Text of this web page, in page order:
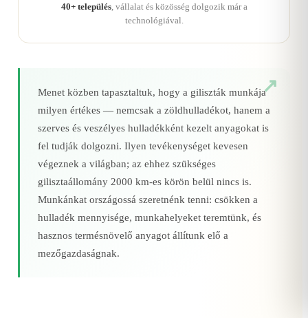
40+ település, vállalat és közösség dolgozik már a
technológiával.
Menet közben tapasztaltuk, hogy a giliszták munkája
milyen értékes — nemcsak a zöldhulladékot, hanem a
szerves és veszélyes hulladékként kezelt anyagokat is
fel tudják dolgozni. Ilyen tevékenységet kevesen
végeznek a világban; az ehhez szükséges
gilisztaállomány 2000 km‑es körön belül nincs is.
Munkánkat országossá szeretnénk tenni: csökken a
hulladék mennyisége, munkahelyeket teremtünk, és
hasznos termésnövelő anyagot állítunk elő a
mezőgazdaságnak.